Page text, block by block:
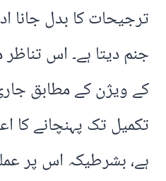
ترجیحات کا بدل جانا
جنم دیتا ہے۔ اس
کے ویژن کے مطابق
تکمیل تک پہنچانے کا
ہے، بشرطیکہ اس پر